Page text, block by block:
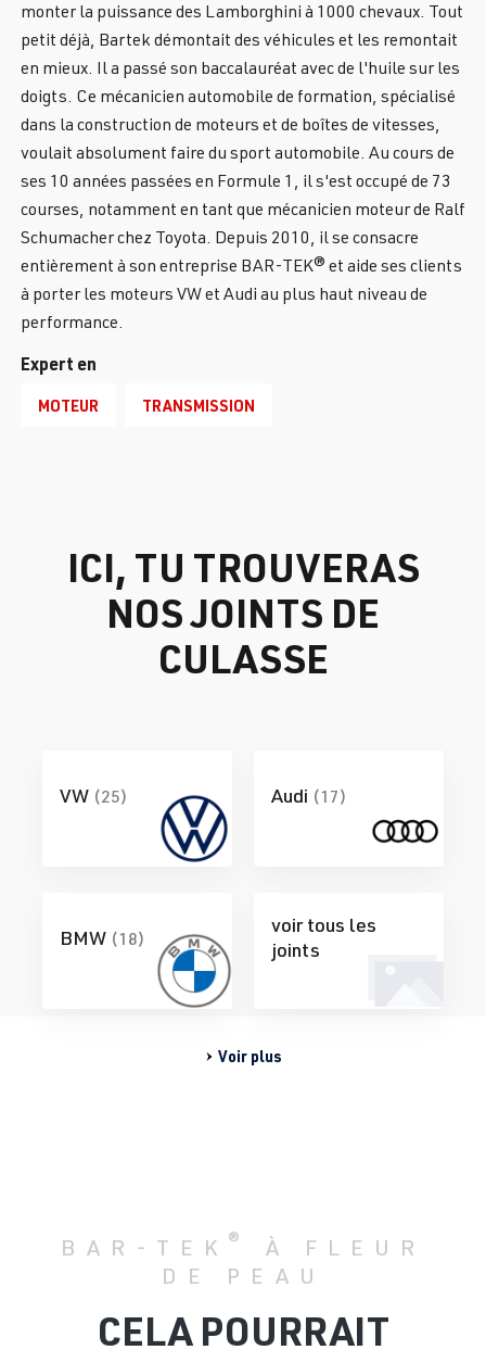
monter la puissance des Lamborghini à 1000 chevaux. Tout
petit déjà, Bartek démontait des véhicules et les remontait
en mieux. Il a passé son baccalauréat avec de l'huile sur les
doigts. Ce mécanicien automobile de formation, spécialisé
dans la construction de moteurs et de boîtes de vitesses,
voulait absolument faire du sport automobile. Au cours de
ses 10 années passées en Formule 1, il s'est occupé de 73
courses, notamment en tant que mécanicien moteur de Ralf
Schumacher chez Toyota. Depuis 2010, il se consacre
entièrement à son entreprise BAR-TEK® et aide ses clients
à porter les moteurs VW et Audi au plus haut niveau de
performance.
Expert en
MOTEUR TRANSMISSION
ICI, TU TROUVERAS
NOS JOINTS DE
CULASSE
VW (25) Audi (17)
BMW (18)
voir tous les
joints
Voir plus
BAR-TEK ®
À FLEUR
DE PEAU
CELA POURRAIT